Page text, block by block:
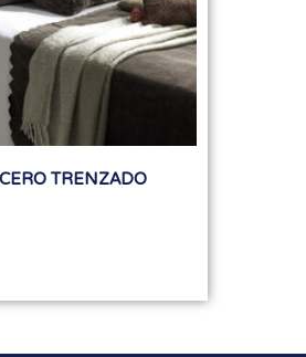
TRENZADO